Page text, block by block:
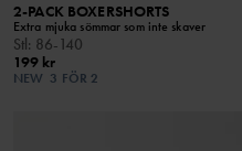
2-PACK BOXERSHORTS
Extra mjuka sömmar som inte skaver
Stl: 86-140
199 kr
NEW 3 FÖR 2